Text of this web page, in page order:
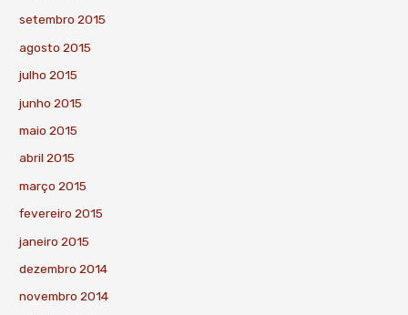
setembro 2015
agosto 2015
julho 2015
junho 2015
maio 2015
abril 2015
março 2015
fevereiro 2015
janeiro 2015
dezembro 2014
novembro 2014